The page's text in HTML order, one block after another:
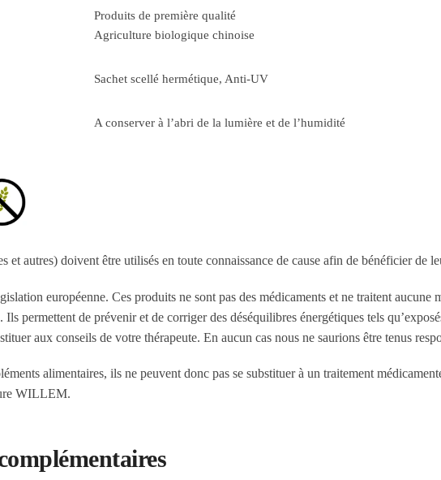
Produits de première qualité
Agriculture biologique chinoise
Sachet scellé hermétique, Anti-UV
A conserver à l’abri de la lumière et de l’humidité
et autres) doivent être utilisés en toute connaissance de cause afin de bénéficier de
européenne. Ces produits ne sont pas des médicaments et ne traitent
Ils permettent de prévenir et de corriger des déséquilibres énergétiques tels
aux conseils de votre thérapeute. En aucun cas nous ne saurions être tenus
alimentaires, ils ne peuvent donc pas se substituer à un traitement
WILLEM.